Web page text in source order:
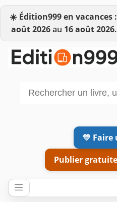
☀️ Édition999 en vacances :
août 2026au 16 août 2026
💛 Faire
Publier